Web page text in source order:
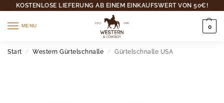
KOSTENLOSE LIEFERUNG AB EINEM EINKAUFSWERT VON 50€!
MENU 0
Start / Western Gürtelschnalle / Gürtelschnalle USA